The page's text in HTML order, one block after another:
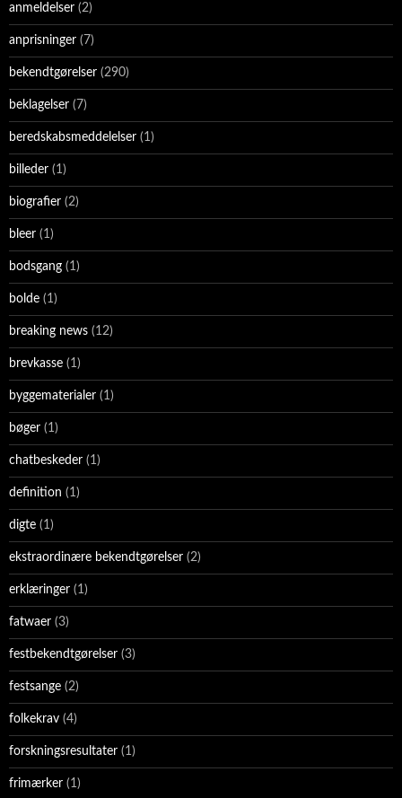
anmeldelser (2)
anprisninger (7)
bekendtgørelser (290)
beklagelser (7)
beredskabsmeddelelser (1)
billeder (1)
biografier (2)
bleer (1)
bodsgang (1)
bolde (1)
breaking news (12)
brevkasse (1)
byggematerialer (1)
bøger (1)
chatbeskeder (1)
definition (1)
digte (1)
ekstraordinære bekendtgørelser (2)
erklæringer (1)
fatwaer (3)
festbekendtgørelser (3)
festsange (2)
folkekrav (4)
forskningsresultater (1)
frimærker (1)